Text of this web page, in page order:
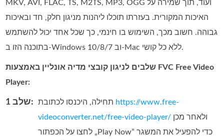
האיכות המקורית. בעזרתו תוכלו ליהנות מניגון חלק, חד ובאיכות
גבוהה. חשוב מכך, השימוש בו חינמי, כך שכל אחד יכול להשתמש
בתוכנה הזו ב‑Windows 10/8/7 וב‑Mac ללא כל קושי.
שלבים לניגון קובצי מדיה אונליין באמצעות FVC Free Video
Player:
שלב 1:
https://www.free-
videoconverter.net/free-video-player/
לחצו על הכפתור „Play Now” כדי להפעיל את המשגר